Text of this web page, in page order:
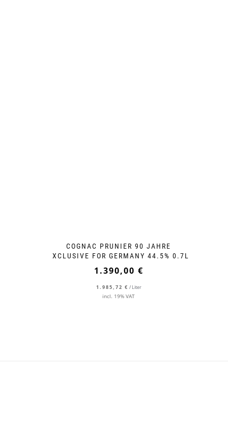
COGNAC PRUNIER 90 JAHRE
EXCLUSIVE FOR GERMANY 44.5% 0.7L
1.390,00 €
1.985,72 € / Liter
incl. 19% VAT